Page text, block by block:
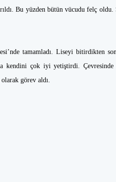
Bu yüzden bütün vücudu felç
tamamladı. Liseyi bitirdikten
kendini çok iyi yetiştirdi.
görev aldı.